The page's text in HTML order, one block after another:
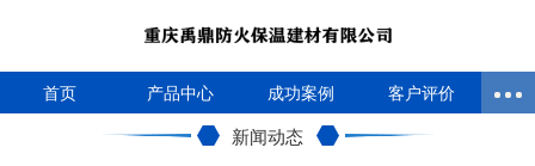
首页 产品中心 成功案例 客户评价
新闻动态